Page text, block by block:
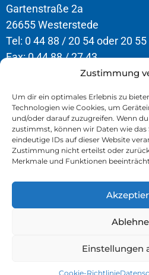
Zustimmung
Um dir ein optimales Erlebnis zu
Technologien wie Cookies, um
und/oder darauf zuzugreifen. Wenn
zustimmst, können wir Daten wie das
eindeutige IDs auf dieser Website
Zustimmung nicht erteilst oder
Merkmale und Funktionen
Einstellungen
Cookie-Richtlinie
Gartenstraße 2a
26655 Westerstede
Tel: 0 44 88 / 20 54 oder 20 55
Fax: 0 44 88 / 27 43
Öffnungszeiten
Montag – Donnerstag
8.00 – 12.30 Uhr & 13.00 –
Freitag
8.00 – 13.00 Uhr
» Kontakt